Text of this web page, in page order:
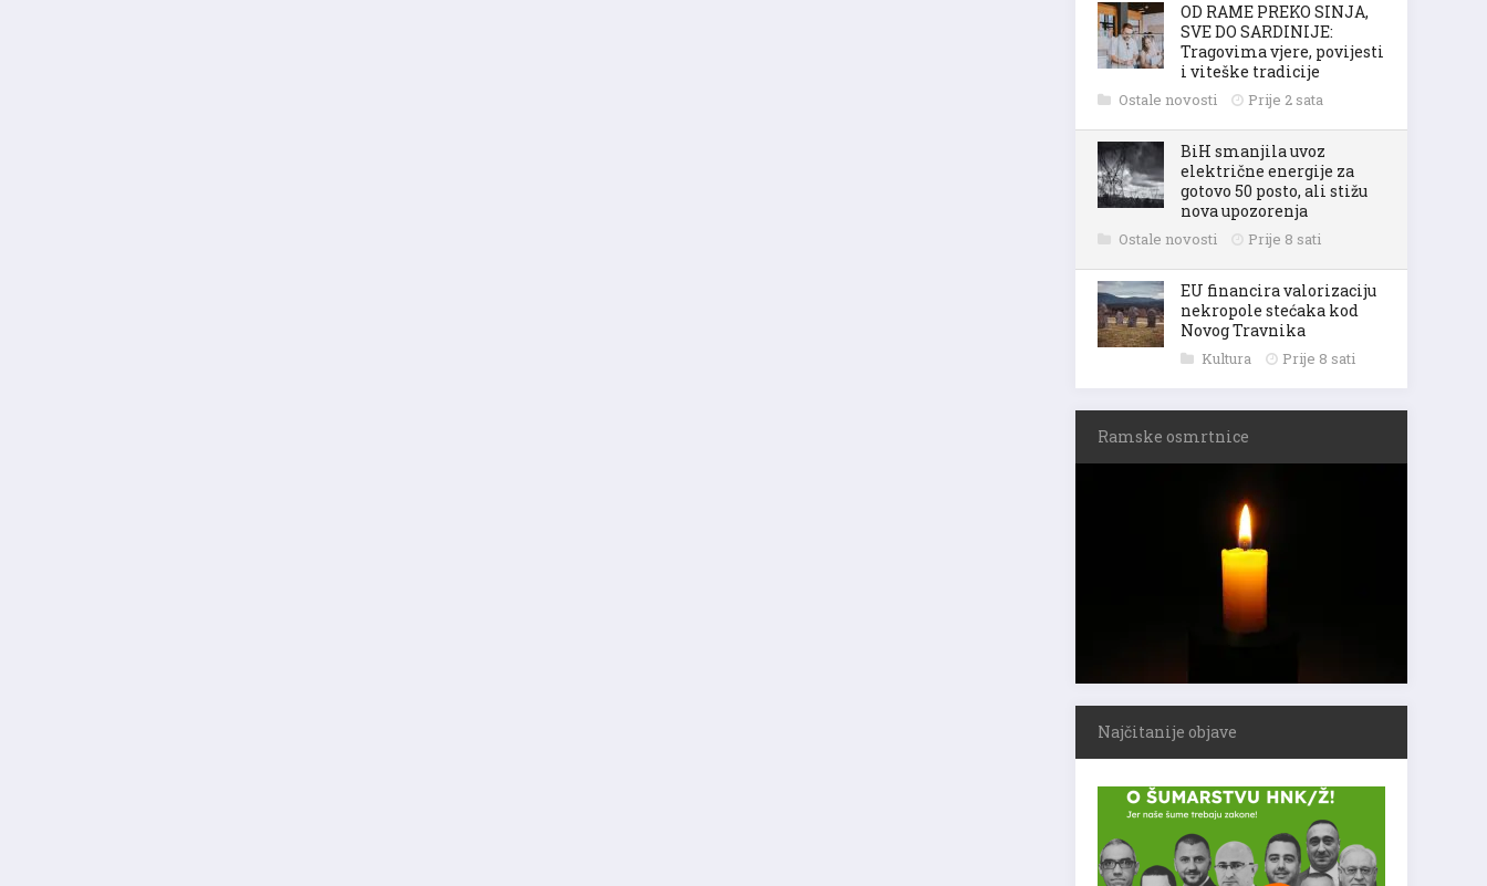
OD RAME PREKO SINJA,
SVE DO SARDINIJE:
Tragovima vjere, povijesti
i viteške tradicije
Ostale novosti Prije 2 sata
BiH smanjila uvoz
električne energije za
gotovo 50 posto, ali stižu
nova upozorenja
Ostale novosti Prije 8 sati
EU financira valorizaciju
nekropole stećaka kod
Novog Travnika
Kultura Prije 8 sati
Ramske osmrtnice
Najčitanije objave